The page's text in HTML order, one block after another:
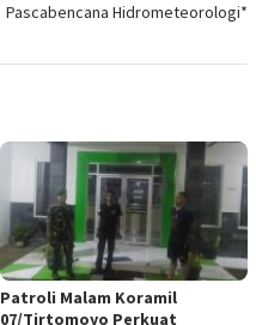
Pascabencana Hidrometeorologi*
Patroli Malam Koramil
07/Tirtomoyo Perkuat